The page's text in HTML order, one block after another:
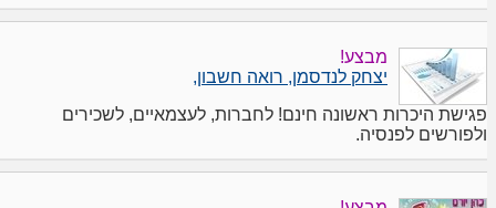
מבצע!
יצחק לנדסמן, רואה חשבון,
פגישת היכרות ראשונה חינם! לחברות, לעצמאיים, לשכירים
ולפורשים לפנסיה.